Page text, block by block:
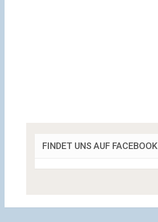
FINDET UNS AUF FACEBOOK